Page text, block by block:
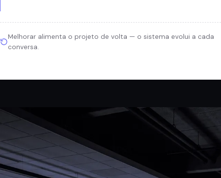
Melhorar alimenta o projeto de volta — o sistema evolui a cada
conversa.